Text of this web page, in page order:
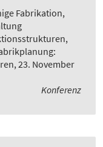
Fabrikation,
,
23. November
Konferenz